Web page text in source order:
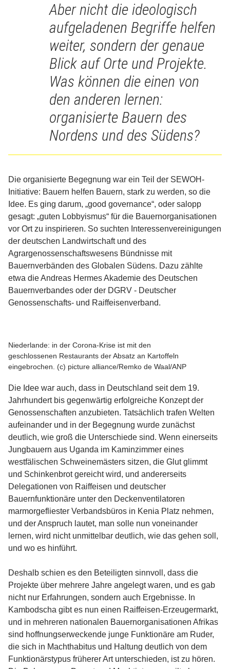
Aber nicht die ideologisch
aufgeladenen Begriffe helfen
weiter, sondern der genaue
Blick auf Orte und Projekte.
Was können die einen von
den anderen lernen:
organisierte Bauern des
Nordens und des Südens?
Die organisierte Begegnung war ein Teil der SEWOH-
Initiative: Bauern helfen Bauern, stark zu werden, so die
Idee. Es ging darum, „good governance“, oder salopp
gesagt: „guten Lobbyismus“ für die Bauernorganisationen
vor Ort zu inspirieren. So suchten Interessenvereinigungen
der deutschen Landwirtschaft und des
Agrargenossenschaftswesens Bündnisse mit
Bauernverbänden des Globalen Südens. Dazu zählte
etwa die Andreas Hermes Akademie des Deutschen
Bauernverbandes oder der DGRV - Deutscher
Genossenschafts- und Raiffeisenverband.
Niederlande: in der Corona-Krise ist mit den
geschlossenen Restaurants der Absatz an Kartoffeln
eingebrochen. (c) picture alliance/Remko de Waal/ANP
Die Idee war auch, dass in Deutschland seit dem 19.
Jahrhundert bis gegenwärtig erfolgreiche Konzept der
Genossenschaften anzubieten. Tatsächlich trafen Welten
aufeinander und in der Begegnung wurde zunächst
deutlich, wie groß die Unterschiede sind. Wenn einerseits
Jungbauern aus Uganda im Kaminzimmer eines
westfälischen Schweinemästers sitzen, die Glut glimmt
und Schinkenbrot gereicht wird, und andererseits
Delegationen von Raiffeisen und deutscher
Bauernfunktionäre unter den Deckenventilatoren
marmorgefliester Verbandsbüros in Kenia Platz nehmen,
und der Anspruch lautet, man solle nun voneinander
lernen, wird nicht unmittelbar deutlich, wie das gehen soll,
und wo es hinführt.
Deshalb schien es den Beteiligten sinnvoll, dass die
Projekte über mehrere Jahre angelegt waren, und es gab
nicht nur Erfahrungen, sondern auch Ergebnisse. In
Kambodscha gibt es nun einen Raiffeisen-Erzeugermarkt,
und in mehreren nationalen Bauernorganisationen Afrikas
sind hoffnungserweckende junge Funktionäre am Ruder,
die sich in Machthabitus und Haltung deutlich von dem
Funktionärstypus früherer Art unterschieden, ist zu hören.